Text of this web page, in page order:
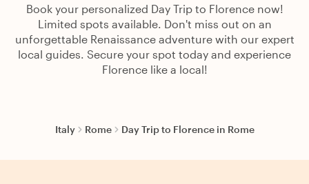
Book your personalized Day Trip to Florence now!
Limited spots available. Don't miss out on an
unforgettable Renaissance adventure with our expert
local guides. Secure your spot today and experience
Florence like a local!
Italy Rome Day Trip to Florence in Rome